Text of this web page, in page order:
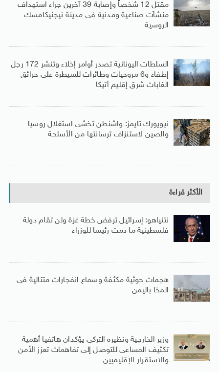
مقتل 12 شخصاً وإصابة 39 آخرين جراء استهداف
منشآت صناعية ومدنية فى مدينة نيجنيكامسك
الروسية
السلطات اليونانية تصدر أوامر إخلاء وتنشر 172 رجل
إطفاء و6 مروحيات وطائرات للسيطرة على حرائق
الغابات شرق إقليم أتيكا
نيويورك تايمز: واشنطن تخشى استغلال روسيا
والصين لاستنزاف ترسانتها من الأسلحة
الأكثر قراءة
نتنياهو: إسرائيل ترفض خطة غزة ولن تقام دولة
فلسطينية ما دمت رئيسا للوزراء
هجمات حوثية مكثفة وسماع انفجارات متتالية فى
المخا باليمن
وزير الخارجية ونظيره التركى يؤكدان هاتفيا أهمية
تكثيف المساعى للتوصل إلى تفاهمات تعزز الأمن
والاستقرار الإقليميين